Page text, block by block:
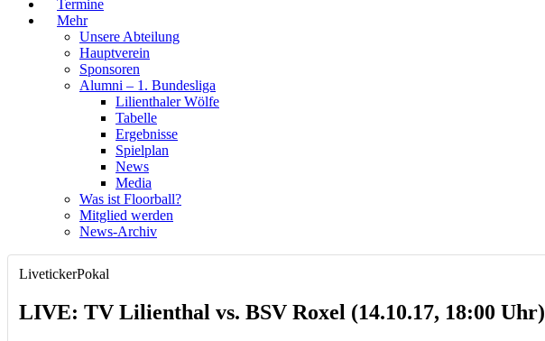
Termine
Mehr
Unsere Abteilung
Hauptverein
Sponsoren
Alumni – 1. Bundesliga
Lilienthaler Wölfe
Tabelle
Ergebnisse
Spielplan
News
Media
Was ist Floorball?
Mitglied werden
News-Archiv
LivetickerPokal
LIVE: TV Lilienthal vs. BSV Roxel (14.10.17, 18:00 Uhr)